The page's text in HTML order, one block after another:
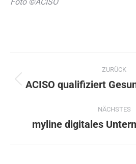
ZURÜCK
ACISO qualifiziert
NÄCHSTES
myline digitales